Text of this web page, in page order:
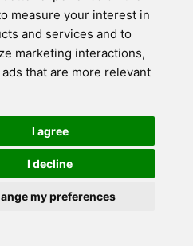
measure your interest in
and services and to
marketing interactions,
that are more relevant
I agree
I decline
my preferences
του Σχεδίου Ψηφιακής
και συγχρηματοδοτείται από το
Ανάπτυξης και την Κυπριακή